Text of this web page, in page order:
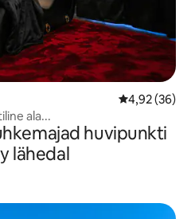
Keskmine
4,92 (36)
ala...
huvipunkti
lähedal